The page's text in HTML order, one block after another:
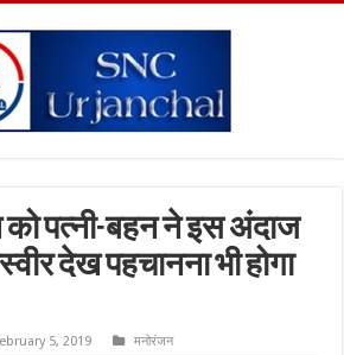
पत्नी-बहन ने इस अंदाज
देख पहचानना भी होगा
5, 2019 मनोरंजन